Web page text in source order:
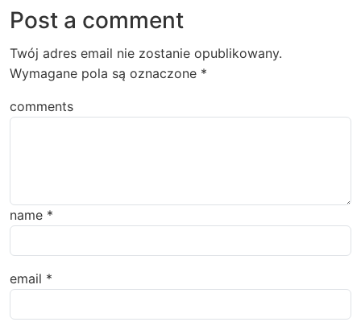
Post a comment
Twój adres email nie zostanie opublikowany.
Wymagane pola są oznaczone *
comments
name *
email *